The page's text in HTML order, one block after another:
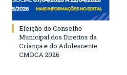
Eleição do Conselho
Municipal dos Direitos da
Criança e do Adolescente
CMDCA 2026